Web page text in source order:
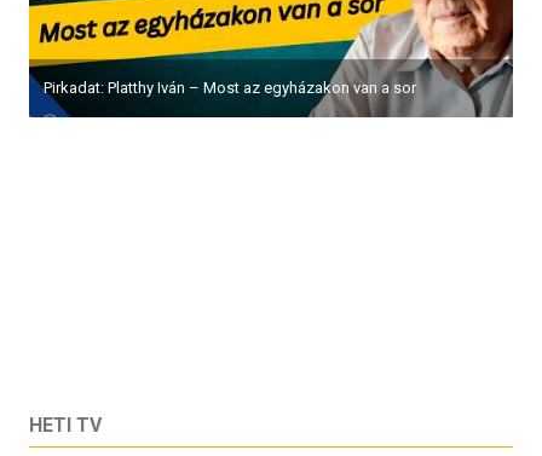
Pirkadat: Platthy Iván – Most az egyházakon van a sor
HETI TV